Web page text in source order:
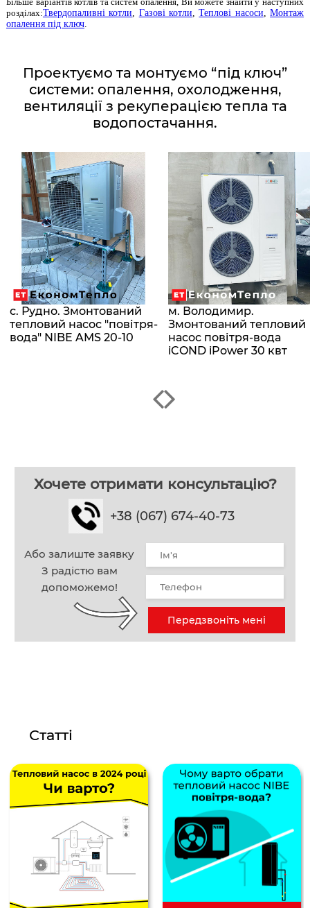
розділах:Твердопаливні котли, Газові котли,Теплові насоси,Монтаж
опалення під ключ.
Проектуємо та монтуємо “під ключ”
системи: опалення, охолодження,
вентиляції з рекуперацією тепла та
водопостачання.
с. Рудно. Змонтований
тепловий насос "повітря-
вода" NIBE AMS 20-10
м. Володимир.
Змонтований тепловий
насос повітря-вода
iCOND iPower 30 квт
Хочете отримати консультацію?
+38 (067) 674-40-73
Або залиште заявку
З радістю вам
допоможемо!
Передзвоніть мені
Статті